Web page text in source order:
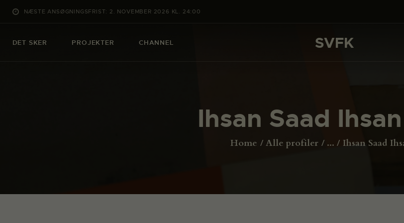
NÆSTE ANSØGNINGSFRIST: 2. NOVEMBER 2026 KL. 24:00
DET SKER PROJEKTER CHANNEL SVFK
Ihsan Saad
Home Alle profiler ... Ihsan Saad
SVFK
PROJEKTER
OM SVFK
ENGLISH